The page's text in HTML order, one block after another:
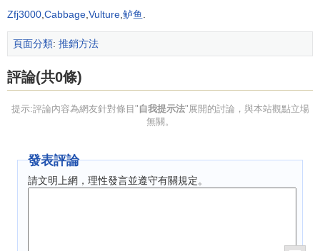
Zfj3000 Cabbage Vulture 鲈鱼
頁面分類: 推銷方法
評論(共0條)
提示:評論內容為網友針對條目" 自我提示法"展開的討論，與本站觀點立場
無關。
發表評論
請文明上網，理性發言並遵守有關規定。